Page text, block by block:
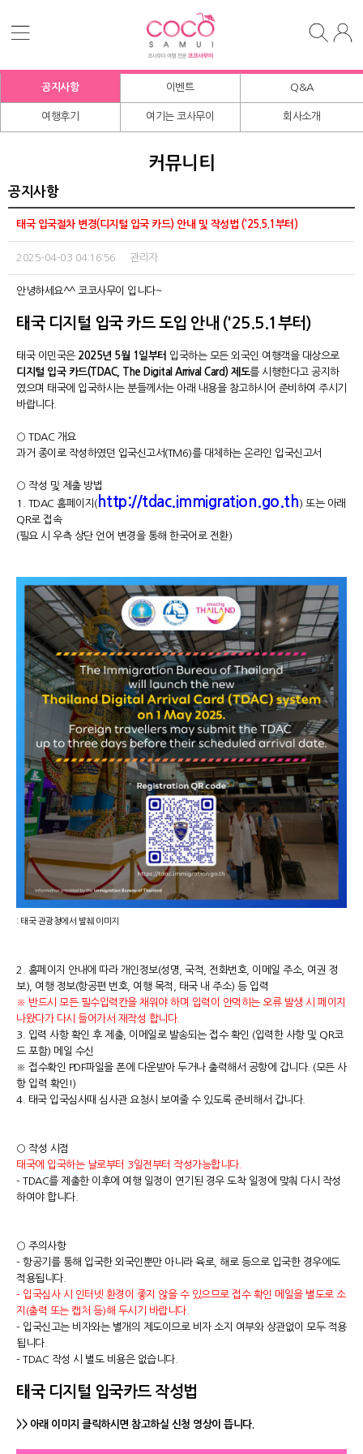
공지사항 이벤트 Q&A
여행후기 여기는 코사무이 회사소개
커뮤니티
공지사항
태국 입국절차 변경(디지털 입국 카드) 안내 및 작성법 ('25.5.1부터)
2025-04-03 04:16:56 관리자
안녕하세요^^ 코코사무이 입니다~
태국 디지털 입국 카드 도입 안내 ('25.5.1부터)
태국 이민국은 2025년 5월 1일부터 입국하는 모든 외국인 여행객을 대상으로
디지털 입국 카드(TDAC, The Digital Arrival Card) 제도를 시행한다고 공지하
였으며 태국에 입국하시는 분들께서는 아래 내용을 참고하시어 준비하여 주시기
바랍니다.
○ TDAC 개요
과거 종이로 작성하였던 입국신고서(TM6)를 대체하는 온라인 입국신고서
○ 작성 및 제출 방법
1. TDAC 홈페이지(http://tdac.immigration.go.th) 또는 아래
QR로 접속
(필요 시 우측 상단 언어 변경을 통해 한국어로 전환)
: 태국 관광청에서 발췌 이미지
2. 홈페이지 안내에 따라 개인정보(성명, 국적, 전화번호, 이메일 주소, 여권 정
보), 여행 정보(항공편 번호, 여행 목적, 태국 내 주소) 등 입력
※ 반드시 모든 필수입력칸을 채워야 하며 입력이 안먹히는 오류 발생 시 페이지
나왔다가 다시 들어가서 재작성 합니다.
3. 입력 사항 확인 후 제출, 이메일로 발송되는 접수 확인 (입력한 사항 및 QR코
드 포함) 메일 수신
※ 접수확인 PDF파일을 폰에 다운받아 두거나 출력해서 공항에 갑니다. (모든 사
항 입력 확인!)
4. 태국 입국심사때 심사관 요청시 보여줄 수 있도록 준비해서 갑니다.
○ 작성 시점
태국에 입국하는 날로부터 3일전부터 작성가능합니다.
- TDAC를 제출한 이후에 여행 일정이 연기된 경우 도착 일정에 맞춰 다시 작성
하여야 합니다.
○ 주의사항
- 항공기를 통해 입국한 외국인뿐만 아니라 육로, 해로 등으로 입국한 경우에도
적용됩니다.
- 입국심사 시 인터넷 환경이 좋지 않을 수 있으므로 접수 확인 메일을 별도로 소
지(출력 또는 캡처 등)해 두시기 바랍니다.
- 입국신고는 비자와는 별개의 제도이므로 비자 소지 여부와 상관없이 모두 적용
됩니다.
- TDAC 작성 시 별도 비용은 없습니다.
태국 디지털 입국카드 작성법
>> 아래 이미지 클릭하시면 참고하실 신청 영상이 뜹니다.